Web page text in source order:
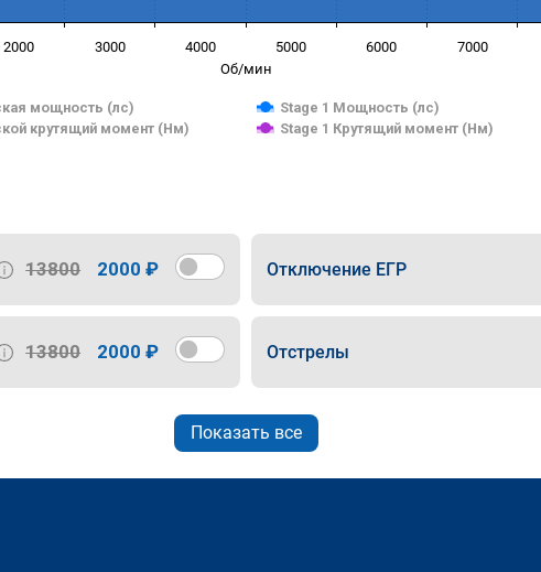
Об/мин
мощность (лс)
Stage 1 Мощность (лс)
крутящий момент (Нм)
Stage 1 Крутящий момент (Нм)
2000 3000 4000 5000 6000 7000
13800 2000 ₽ Отключение ЕГР
13800 2000 ₽ Отстрелы
Показать все